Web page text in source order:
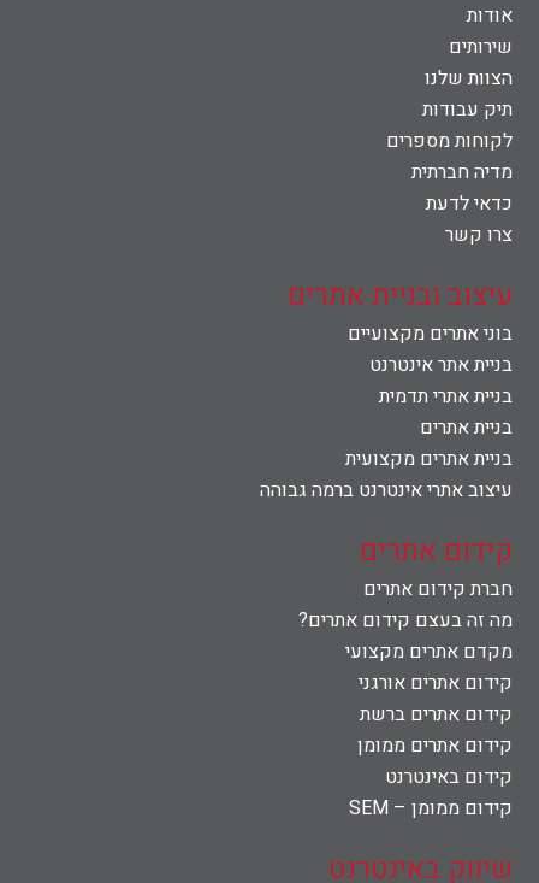
אודות
שירותים
הצוות שלנו
תיק עבודות
לקוחות מספרים
מדיה חברתית
כדאי לדעת
צרו קשר
עיצוב ובניית אתרים
בוני אתרים מקצועיים
בניית אתר אינטרנט
בניית אתרי תדמית
בניית אתרים
בניית אתרים מקצועית
עיצוב אתרי אינטרנט ברמה גבוהה
קידום אתרים
חברת קידום אתרים
מה זה בעצם קידום אתרים?
מקדם אתרים מקצועי
קידום אתרים אורגני
קידום אתרים ברשת
קידום אתרים ממומן
קידום באינטרנט
קידום ממומן – SEM
שיווק באינטרנט